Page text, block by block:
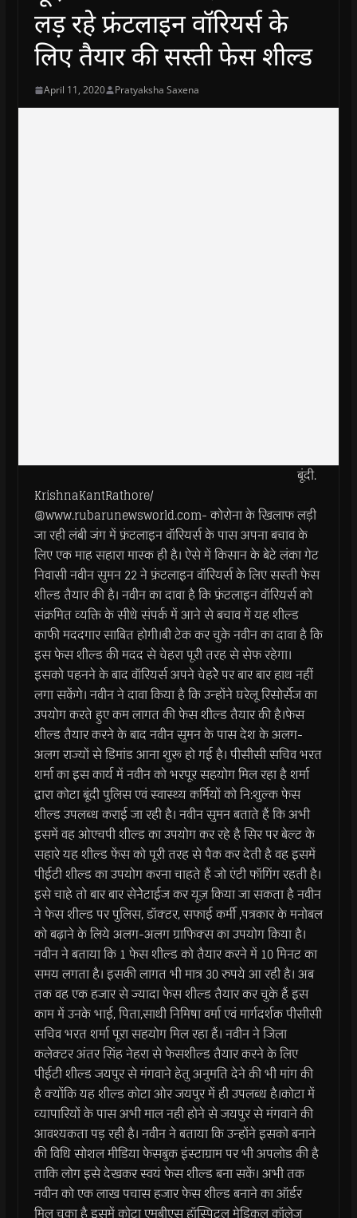
लड़ रहे फ्रंटलाइन वॉरियर्स के
लिए तैयार की सस्ती फेस शील्ड
April 11, 2020 Pratyaksha Saxena
बूंदी.
KrishnaKantRathore/
@www.rubarunewsworld.com- कोरोना के खिलाफ लड़ी
जा रही लंबी जंग में फ्रंटलाइन वॉरियर्स के पास अपना बचाव के
लिए एक माह सहारा मास्क ही है। ऐसे में किसान के बेटे लंका गेट
निवासी नवीन सुमन 22 ने फ्रंटलाइन वॉरियर्स के लिए सस्ती फेस
शील्ड तैयार की है। नवीन का दावा है कि फ्रंटलाइन वॉरियर्स को
संक्रमित व्यक्ति के सीधे संपर्क में आने से बचाव में यह शील्ड
काफी मददगार साबित होगी।बी टेक कर चुके नवीन का दावा है कि
इस फेस शील्ड की मदद से चेहरा पूरी तरह से सेफ रहेगा।
इसको पहनने के बाद वॉरियर्स अपने चेहरेेेे पर बार बार हाथ नहीं
लगा सकेंगे। नवीन ने दावा किया है कि उन्होंने घरेलू रिसोर्सेज का
उपयोग करते हुए कम लागत की फेस शील्ड तैयार की है।फेस
शील्ड तैयार करने के बाद नवीन सुमन के पास देश के अलग-
अलग राज्यों से डिमांड आना शुरू हो गई है। पीसीसी सचिव भरत
शर्मा का इस कार्य में नवीन को भरपूर सहयोग मिल रहा है शर्मा
द्वारा कोटा बूंदी पुलिस एवं स्वास्थ्य कर्मियों को नि:शुल्क फेस
शील्ड उपलब्ध कराई जा रही है। नवीन सुमन बताते हैं कि अभी
इसमें वह ओएचपी शील्ड का उपयोग कर रहे है सिर पर बेल्ट के
सहारे यह शील्ड फेंस को पूरी तरह से पैक कर देती है वह इसमें
पीईटी शील्ड का उपयोग करना चाहते हैं जो एंटी फॉगिंग रहती है।
इसे चाहे तो बार बार सेनेेटाईज कर यूज़ किया जा सकता है नवीन
ने फेस शील्ड पर पुलिस, डॉक्टर, सफाई कर्मी ,पत्रकार के मनोबल
को बढ़ाने के लिये अलग-अलग ग्राफिक्स का उपयोग किया है।
नवीन ने बताया कि 1 फेस शील्ड को तैयार करने में 10 मिनट का
समय लगता है। इसकी लागत भी मात्र 30 रुपये आ रही है। अब
तक वह एक हजार से ज्यादा फेस शील्ड तैयार कर चुके हैं इस
काम में उनके भाई, पिता,साथी निमिषा वर्मा एवं मार्गदर्शक पीसीसी
सचिव भरत शर्मा पूरा सहयोग मिल रहा हैं। नवीन ने जिला
कलेक्टर अंतर सिंह नेहरा से फेसशील्ड तैयार करने के लिए
पीईटी शील्ड जयपुर से मंगवाने हेतु अनुमति देने की भी मांग की
है क्योंकि यह शील्ड कोटा ओर जयपुर में ही उपलब्ध है।कोटा में
व्यापारियों के पास अभी माल नही होने से जयपुर से मंगवाने की
आवश्यकता पड़ रही है। नवीन ने बताया कि उन्होंने इसको बनाने
की विधि सोशल मीडिया फेसबुक इंस्टाग्राम पर भी अपलोड की है
ताकि लोग इसे देखकर स्वयं फेस शील्ड बना सकें। अभी तक
नवीन को एक लाख पचास हजार फेस शील्ड बनाने का ऑर्डर
मिल चुका है इसमें कोटा एमबीएस हॉस्पिटल मेडिकल कॉलेज